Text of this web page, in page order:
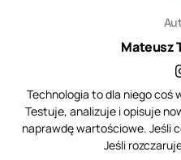
Mateusz
Technologia to dla niego coś
Testuje, analizuje i opisuje
naprawdę wartościowe. Jeśli
Jeśli